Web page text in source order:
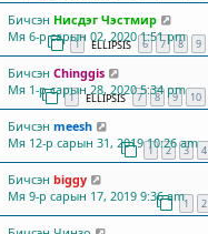
1 ELLIPSIS 6 7 8 9
Бичсэн Нисдэг Чэстмир
Мя 6-р сарын 02, 2020 1:51 pm
1 ELLIPSIS 7 8 9 10
Бичсэн Chinggis
Мя 1-р сарын 28, 2020 5:34 pm
1 2 3 4
Бичсэн meesh
Мя 12-р сарын 31, 2019 10:26 am
1 2
Бичсэн biggy
Мя 9-р сарын 17, 2019 9:36 am